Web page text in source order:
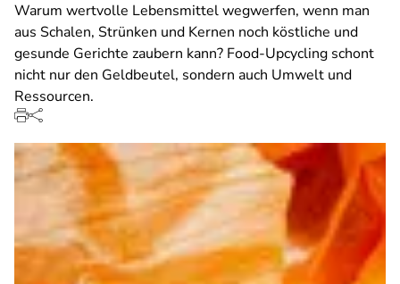
Warum wertvolle Lebensmittel wegwerfen, wenn man
aus Schalen, Strünken und Kernen noch köstliche und
gesunde Gerichte zaubern kann? Food-Upcycling schont
nicht nur den Geldbeutel, sondern auch Umwelt und
Ressourcen.